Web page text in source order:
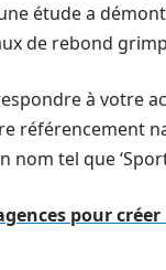
étude a
de rebond
à votre
référencement
tel que
pour